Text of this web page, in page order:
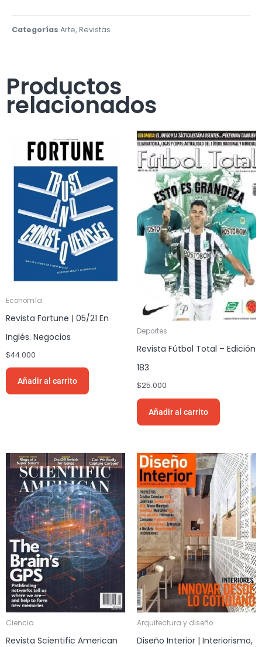
Categorías Arte, Revistas
Productos
relacionados
Economía
Revista Fortune | 05/21 En
Inglés. Negocios
$44.000
Añadir al carrito
Deportes
Revista Fútbol Total – Edición
183
$25.000
Añadir al carrito
Ciencia
Revista Scientific American
Arquitectura y diseño
Diseño Interior | Interiorismo,